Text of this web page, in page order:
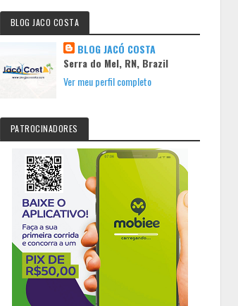
BLOG JACO COSTA
BLOG JACÓ COSTA
Serra do Mel, RN, Brazil
Ver meu perfil completo
PATROCINADORES